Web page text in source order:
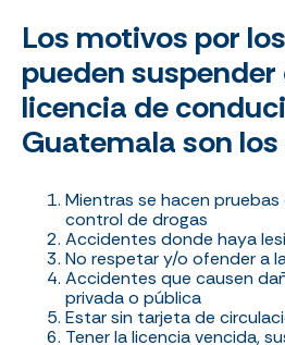
Los motivos por
pueden
licencia de
Guatemala son
Mientras se hacen
control de drogas
Accidentes donde haya
No respetar y/o ofender a
Accidentes que causen
privada o pública
Estar sin tarjeta de
Tener la licencia vencida,